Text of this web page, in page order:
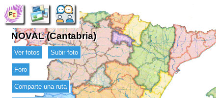
NOVAL (Cantabria)
Ver fotos Subir foto
Foro
Comparte una ruta